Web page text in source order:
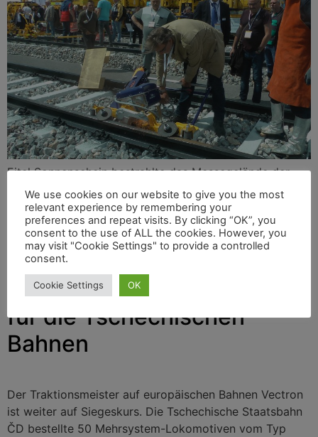
Eitel Sonnenschein bestrahlte das Messegelände der
Halle Münsterland, eitel Sonnenschein beherrschte auch
die Mimik der tausenden Fachbesucher*innen aus 72
Ländern. Die 28. iaf in Münster/Westfalen war ein voller
Erfolg, summierte Dr. Siegfried Krause,
Organisationsleiter der Messe.
50 neue Siemens-Vectron
für die Tschechischen
Bahnen
Der Traktionsmeister auf europäischen Bahnen Vectron
ist weiter auf Siegeskurs. Die Tschechische Staatsbahn
ČD bestellte 50 Mehrsystem-Lokomotiven vom Typ
We use cookies on our website to give you the most
relevant experience by remembering your
preferences and repeat visits. By clicking “OK”, you
consent to the use of ALL the cookies. However, you
may visit "Cookie Settings" to provide a controlled
consent.
Cookie Settings OK